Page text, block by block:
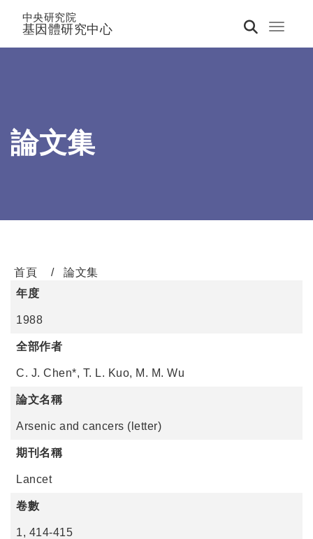
Toggle
中央研究院
基因體研究中心
論文集
首頁
論文集
年度
1988
全部作者
C. J. Chen*, T. L. Kuo, M. M. Wu
論文名稱
Arsenic and cancers (letter)
期刊名稱
Lancet
卷數
1, 414-415